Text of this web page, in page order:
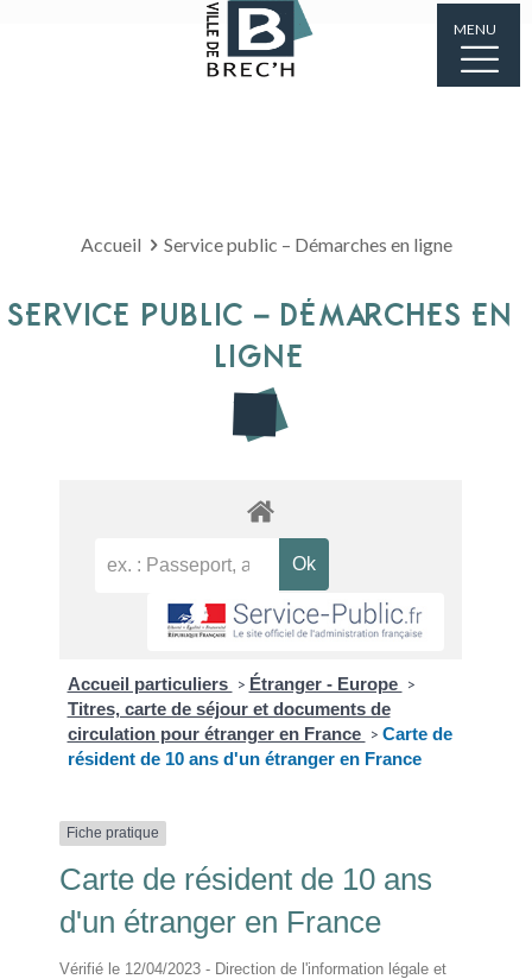
MENU
Accueil Service public – Démarches en ligne
SERVICE PUBLIC – DÉMARCHES EN
LIGNE
Accueil particuliers > Étranger - Europe >
Titres, carte de séjour et documents de
circulation pour étranger en France > Carte de
résident de 10 ans d'un étranger en France
Fiche pratique
Carte de résident de 10 ans
d'un étranger en France
Vérifié le 12/04/2023 - Direction de l'information légale et